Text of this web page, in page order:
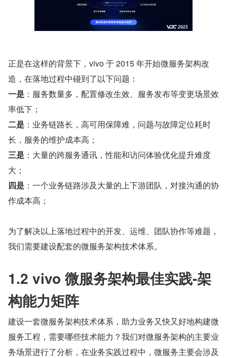
正是在这样的背景下，vivo 于 2015 年开始微服务架构改
造，在落地过程中碰到了以下问题：
一是 ：服务数量多，配置修改生效、服务发布等变更场景效
率低下；
二是 ：业务链路长，高可用保障难，问题与故障定位耗时
长，服务的维护成本高；
三是 ：大量的跨服务通讯，性能和访问体验优化提升难度
大；
四是 ：一个业务链路涉及大量的上下游团队，对接沟通的协
作成本高；
为了解决以上落地过程中的开发、运维、团队协作等难题，
我们需要建设配套的微服务架构技术体系。
1.2 vivo 微服务架构最佳实践-架
构能力矩阵
建设一套微服务架构技术体系，助力业务又快又好地构建微
服务工程，需要哪些技术能力？我们对微服务架构的主要业
务场景进行了分析，在业务实践过程中，微服务主要会涉及